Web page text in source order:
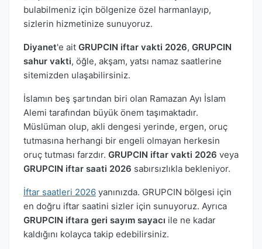
bulabilmeniz için bölgenize özel harmanlayıp,
sizlerin hizmetinize sunuyoruz.
Diyanet'e ait GRUPCIN iftar vakti 2026, GRUPCIN
sahur vakti, öğle, akşam, yatsı namaz saatlerine
sitemizden ulaşabilirsiniz.
İslamın beş şartından biri olan Ramazan Ayı İslam
Alemi tarafından büyük önem taşımaktadır.
Müslüman olup, akli dengesi yerinde, ergen, oruç
tutmasına herhangi bir engeli olmayan herkesin
oruç tutması farzdır. GRUPCIN iftar vakti 2026 veya
GRUPCIN iftar saati 2026 sabırsızlıkla bekleniyor.
İftar saatleri 2026 yanınızda. GRUPCIN bölgesi için
en doğru iftar saatini sizler için sunuyoruz. Ayrıca
GRUPCIN iftara geri sayım sayacı ile ne kadar
kaldığını kolayca takip edebilirsiniz.